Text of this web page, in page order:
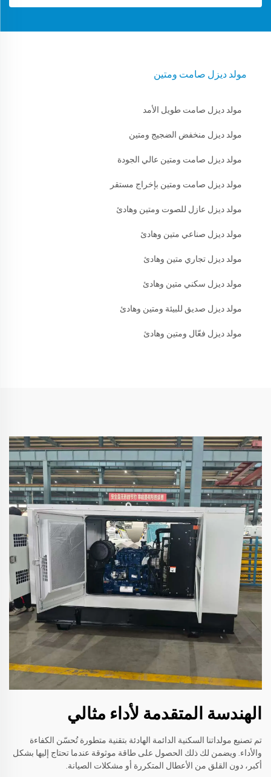
مولد ديزل صامت ومتين
مولد ديزل صامت طويل الأمد
مولد ديزل منخفض الضجيج ومتين
مولد ديزل صامت ومتين عالي الجودة
مولد ديزل صامت ومتين بإخراج مستقر
مولد ديزل عازل للصوت ومتين وهادئ
مولد ديزل صناعي متين وهادئ
مولد ديزل تجاري متين وهادئ
مولد ديزل سكني متين وهادئ
مولد ديزل صديق للبيئة ومتين وهادئ
مولد ديزل فعّال ومتين وهادئ
الهندسة المتقدمة لأداء مثالي
تم تصنيع مولداتنا السكنية الدائمة الهادئة بتقنية متطورة تُحسّن الكفاءة
والأداء. ويضمن لك ذلك الحصول على طاقة موثوقة عندما تحتاج إليها بشكل
أكبر، دون القلق من الأعطال المتكررة أو مشكلات الصيانة.